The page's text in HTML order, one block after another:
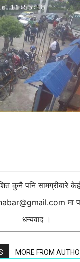
कुनै पनि सामग्रीबारे
मा
धन्यवाद ।
MORE FROM